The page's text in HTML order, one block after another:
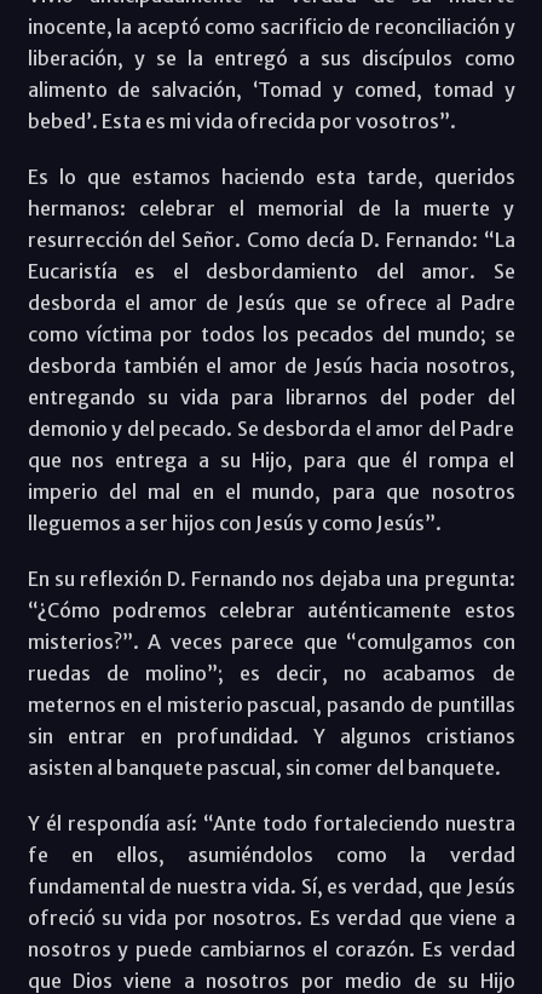
inocente, la aceptó como sacrificio de reconciliación y
liberación, y se la entregó a sus discípulos como
alimento de salvación, ‘Tomad y comed, tomad y
bebed’. Esta es mi vida ofrecida por vosotros”.
Es lo que estamos haciendo esta tarde, queridos
hermanos: celebrar el memorial de la muerte y
resurrección del Señor. Como decía D. Fernando: “La
Eucaristía es el desbordamiento del amor. Se
desborda el amor de Jesús que se ofrece al Padre
como víctima por todos los pecados del mundo; se
desborda también el amor de Jesús hacia nosotros,
entregando su vida para librarnos del poder del
demonio y del pecado. Se desborda el amor del Padre
que nos entrega a su Hijo, para que él rompa el
imperio del mal en el mundo, para que nosotros
lleguemos a ser hijos con Jesús y como Jesús”.
En su reflexión D. Fernando nos dejaba una pregunta:
“¿Cómo podremos celebrar auténticamente estos
misterios?”. A veces parece que “comulgamos con
ruedas de molino”; es decir, no acabamos de
meternos en el misterio pascual, pasando de puntillas
sin entrar en profundidad. Y algunos cristianos
asisten al banquete pascual, sin comer del banquete.
Y él respondía así: “Ante todo fortaleciendo nuestra
fe en ellos, asumiéndolos como la verdad
fundamental de nuestra vida. Sí, es verdad, que Jesús
ofreció su vida por nosotros. Es verdad que viene a
nosotros y puede cambiarnos el corazón. Es verdad
que Dios viene a nosotros por medio de su Hijo